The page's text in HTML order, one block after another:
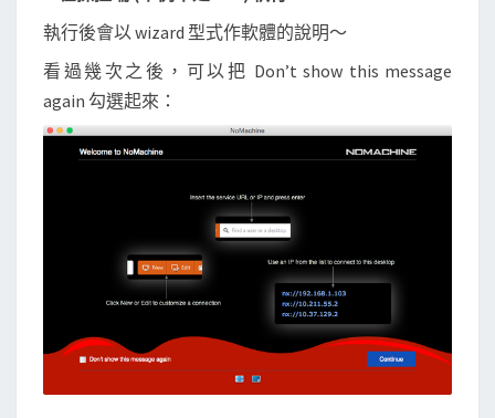
執行後會以 wizard 型式作軟體的說明～
看過幾次之後，可以把 Don’t show this message
again 勾選起來：